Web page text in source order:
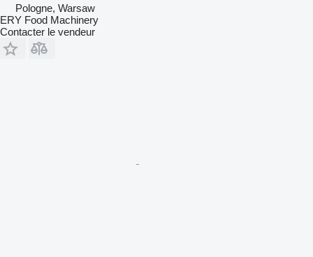
Pologne, Warsaw
ERY Food Machinery
Contacter le vendeur